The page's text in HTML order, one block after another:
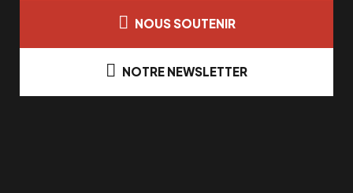
NOUS SOUTENIR
NOTRE NEWSLETTER